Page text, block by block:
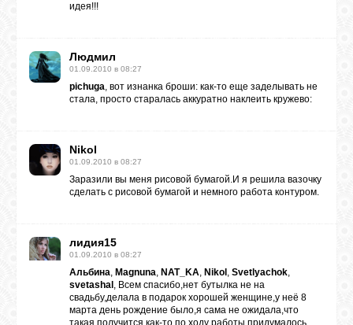
идея!!!
Людмил
01.09.2010 в 08:27
pichuga, вот изнанка броши: как-то еще заделывать не
стала, просто старалась аккуратно наклеить кружево:
Nikol
01.09.2010 в 08:27
Заразили вы меня рисовой бумагой.И я решила вазочку
сделать с рисовой бумагой и немного работа контуром.
лидия15
01.09.2010 в 08:27
Альбина, Magnuna, NAT_KA, Nikol , Svetlyachok,
svetashal , Всем спасибо,нет бутылка не на
свадьбу,делала в подарок хорошей женщине,у неё 8
марта день рождение было,я сама не ожидала,что
такая получится,как-то по ходу работы придумалось.